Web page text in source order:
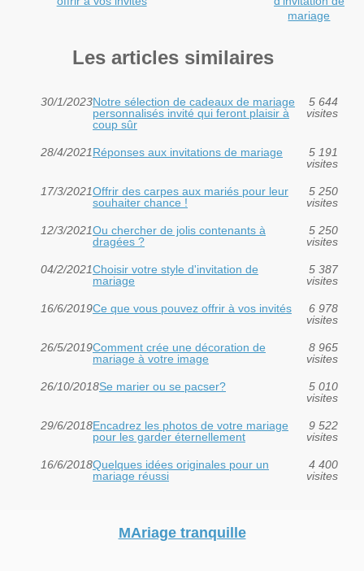
mariage
Les articles similaires
30/1/2023Notre sélection de cadeaux de mariage
personnalisés invité qui feront plaisir à
coup sûr
5 644
visites
28/4/2021Réponses aux invitations de mariage
5 191
visites
17/3/2021Offrir des carpes aux mariés pour leur
souhaiter chance !
5 250
visites
12/3/2021Ou chercher de jolis contenants à
dragées ?
5 250
visites
04/2/2021Choisir votre style d'invitation de
mariage
5 387
visites
16/6/2019Ce que vous pouvez offrir à vos invités
6 978
visites
26/5/2019Comment crée une décoration de
mariage à votre image
8 965
visites
26/10/2018Se marier ou se pacser?
5 010
visites
29/6/2018Encadrez les photos de votre mariage
pour les garder éternellement
9 522
visites
16/6/2018Quelques idées originales pour un
mariage réussi
4 400
visites
MAriage tranquille